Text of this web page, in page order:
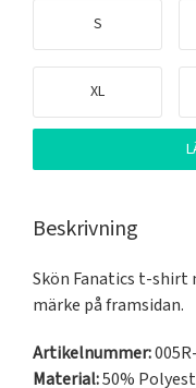
S
XL
Beskrivning
Skön Fanatics t-shirt
märke på framsidan.
Artikelnummer:
Material:50%